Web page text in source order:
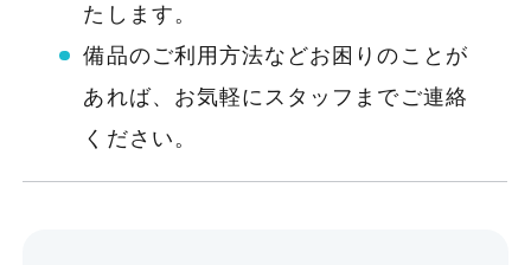
たします。
備品のご利用方法などお困りのことが
あれば、お気軽にスタッフまでご連絡
ください。